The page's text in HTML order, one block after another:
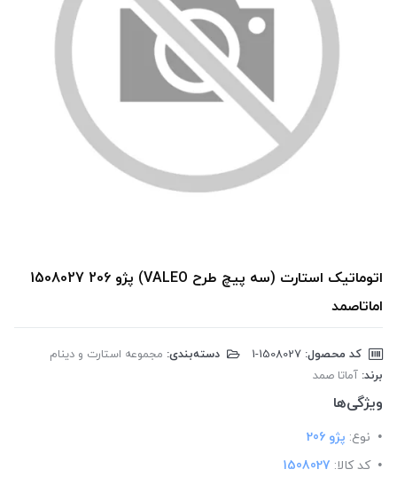
اتوماتیک استارت (سه پیچ طرح VALEO) پژو 206 1508027
اماتاصمد
کد محصول: دسته‌بندی: مجموعه استارت و دینام
برند: آماتا صمد
ویژگی‌ها
نوع: پژو 206
کد کالا: 1508027